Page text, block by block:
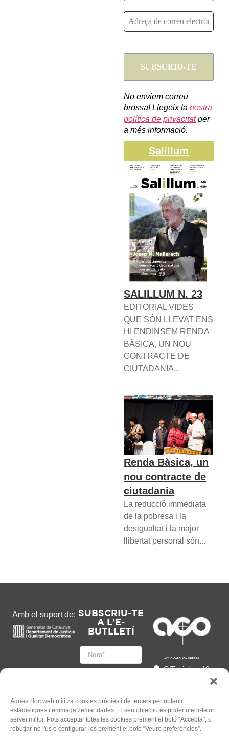
Aquest lloc web utilitza cookies pròpies i de tercers per obtenir
estadístiques i emmagatzemar dades. El seu objectiu és poder oferir-te un
servei millor. Pots acceptar totes les cookies prement el botó “Accepta”, o
rebutjar-ne l'ús o configurar-les prement el botó “Veure preferències”.
No enviem correu
brossa! Llegeix lanostra
política de privacitatper
a més informació.
Salillum
SALILLUM N. 23
EDITORIAL VIDES
QUE SÓN LLEVAT ENS
HI ENDINSEM RENDA
BÀSICA, UN NOU
CONTRACTE DE
CIUTADANIA...
Renda Bàsica, un
nou contracte de
ciutadania
La reducció immediata
de la pobresa i la
desigualtat i la major
llibertat personal són...
Amb el suport de: SUBSCRIU-TE
A L'E-
BUTLLETÍ
Accepto
l'Informació legal
C/Tapioles, 10
93 505 86 86
hola@acocat.org